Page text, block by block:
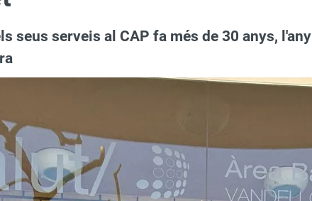
seus serveis al CAP fa més de 30 anys, l'any